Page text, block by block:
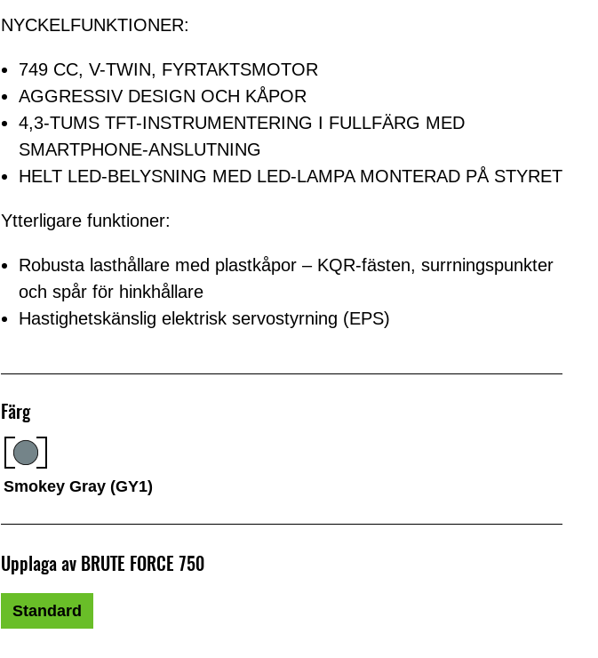
NYCKELFUNKTIONER:
749 CC, V-TWIN, FYRTAKTSMOTOR
AGGRESSIV DESIGN OCH KÅPOR
4,3-TUMS TFT-INSTRUMENTERING I FULLFÄRG MED
SMARTPHONE-ANSLUTNING
HELT LED-BELYSNING MED LED-LAMPA MONTERAD PÅ STYRET
Ytterligare funktioner:
Robusta lasthållare med plastkåpor – KQR-fästen, surrningspunkter
och spår för hinkhållare
Hastighetskänslig elektrisk servostyrning (EPS)
Färg
Smokey Gray (GY1)
Upplaga av BRUTE FORCE 750
Standard